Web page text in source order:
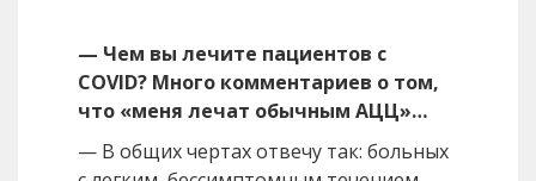
— Чем вы лечите пациентов с
COVID? Много комментариев о том,
что «меня лечат обычным АЦЦ»…
— В общих чертах отвечу так: больных